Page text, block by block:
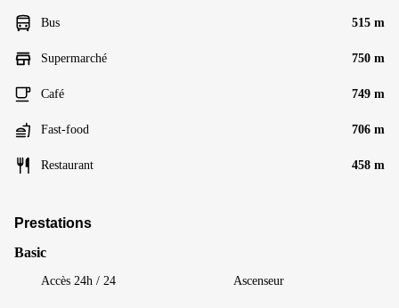
Bus 515 m
Supermarché 750 m
Café 749 m
Fast-food 706 m
Restaurant 458 m
Prestations
Basic
Accès 24h / 24 Ascenseur